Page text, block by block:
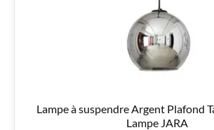
Lampe à suspendre Argent Plafond
Lampe JARA